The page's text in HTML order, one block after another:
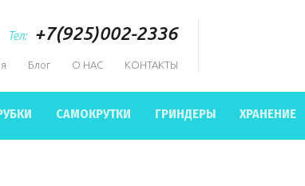
Тел: +7(925)002-2336
Блог О НАС КОНТАКТЫ
САМОКРУТКИ ГРИНДЕРЫ ХРАНЕНИЕ